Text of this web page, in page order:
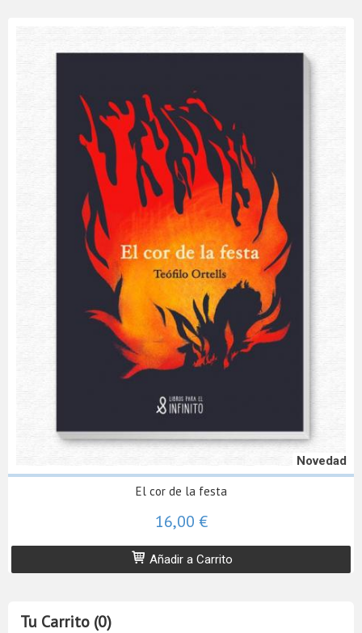
Tu Carrito (0)
Novedad
El cor de la festa
16,00 €
Añadir a Carrito